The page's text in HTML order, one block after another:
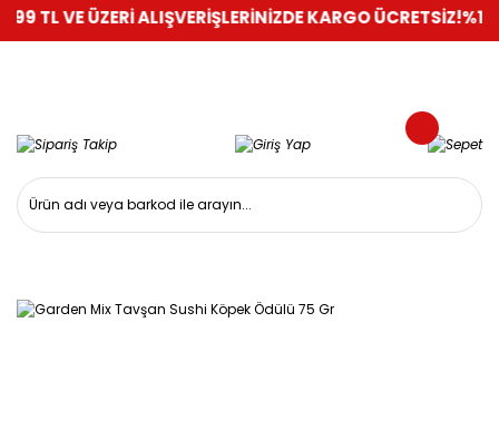
TL VE ÜZERİ ALIŞVERİŞLERİNİZDE KARGO ÜCRETSİZ!%100